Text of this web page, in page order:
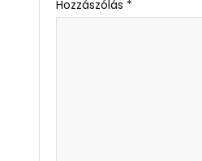
Hozzászólás *